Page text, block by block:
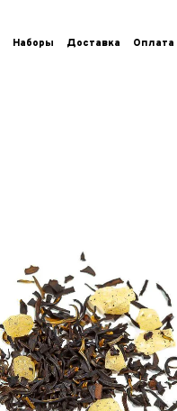
Наборы Доставка Оплата